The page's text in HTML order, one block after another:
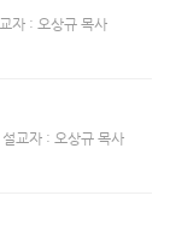
자 : 오상규 목사
설교자 : 오상규 목사